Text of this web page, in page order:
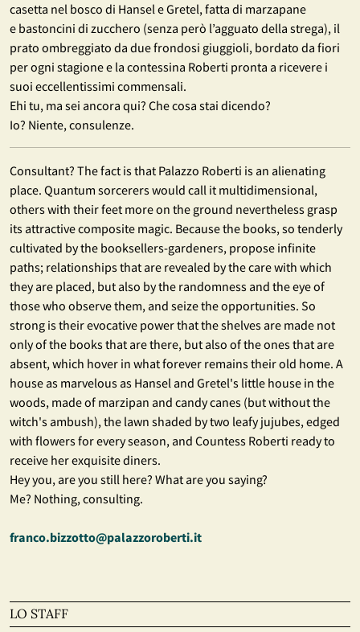
casetta nel bosco di Hansel e Gretel, fatta di marzapane
e bastoncini di zucchero (senza però l’agguato della strega), il
prato ombreggiato da due frondosi giuggioli, bordato da fiori
per ogni stagione e la contessina Roberti pronta a ricevere i
suoi eccellentissimi commensali.
Ehi tu, ma sei ancora qui? Che cosa stai dicendo?
Io? Niente, consulenze.
Consultant? The fact is that Palazzo Roberti is an alienating
place. Quantum sorcerers would call it multidimensional,
others with their feet more on the ground nevertheless grasp
its attractive composite magic. Because the books, so tenderly
cultivated by the booksellers-gardeners, propose infinite
paths; relationships that are revealed by the care with which
they are placed, but also by the randomness and the eye of
those who observe them, and seize the opportunities. So
strong is their evocative power that the shelves are made not
only of the books that are there, but also of the ones that are
absent, which hover in what forever remains their old home. A
house as marvelous as Hansel and Gretel's little house in the
woods, made of marzipan and candy canes (but without the
witch's ambush), the lawn shaded by two leafy jujubes, edged
with flowers for every season, and Countess Roberti ready to
receive her exquisite diners.
Hey you, are you still here? What are you saying?
Me? Nothing, consulting.
franco.bizzotto@palazzoroberti.it
LO STAFF